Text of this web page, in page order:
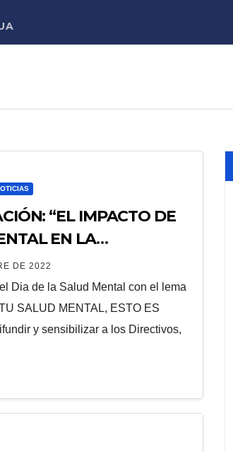
“EL IMPACTO DE
EN LA
DE 2022
Dia de la Salud Mental con el lema
SALUD MENTAL, ESTO ES
y sensibilizar a los Directivos,